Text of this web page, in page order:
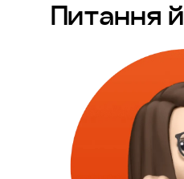
Питання й